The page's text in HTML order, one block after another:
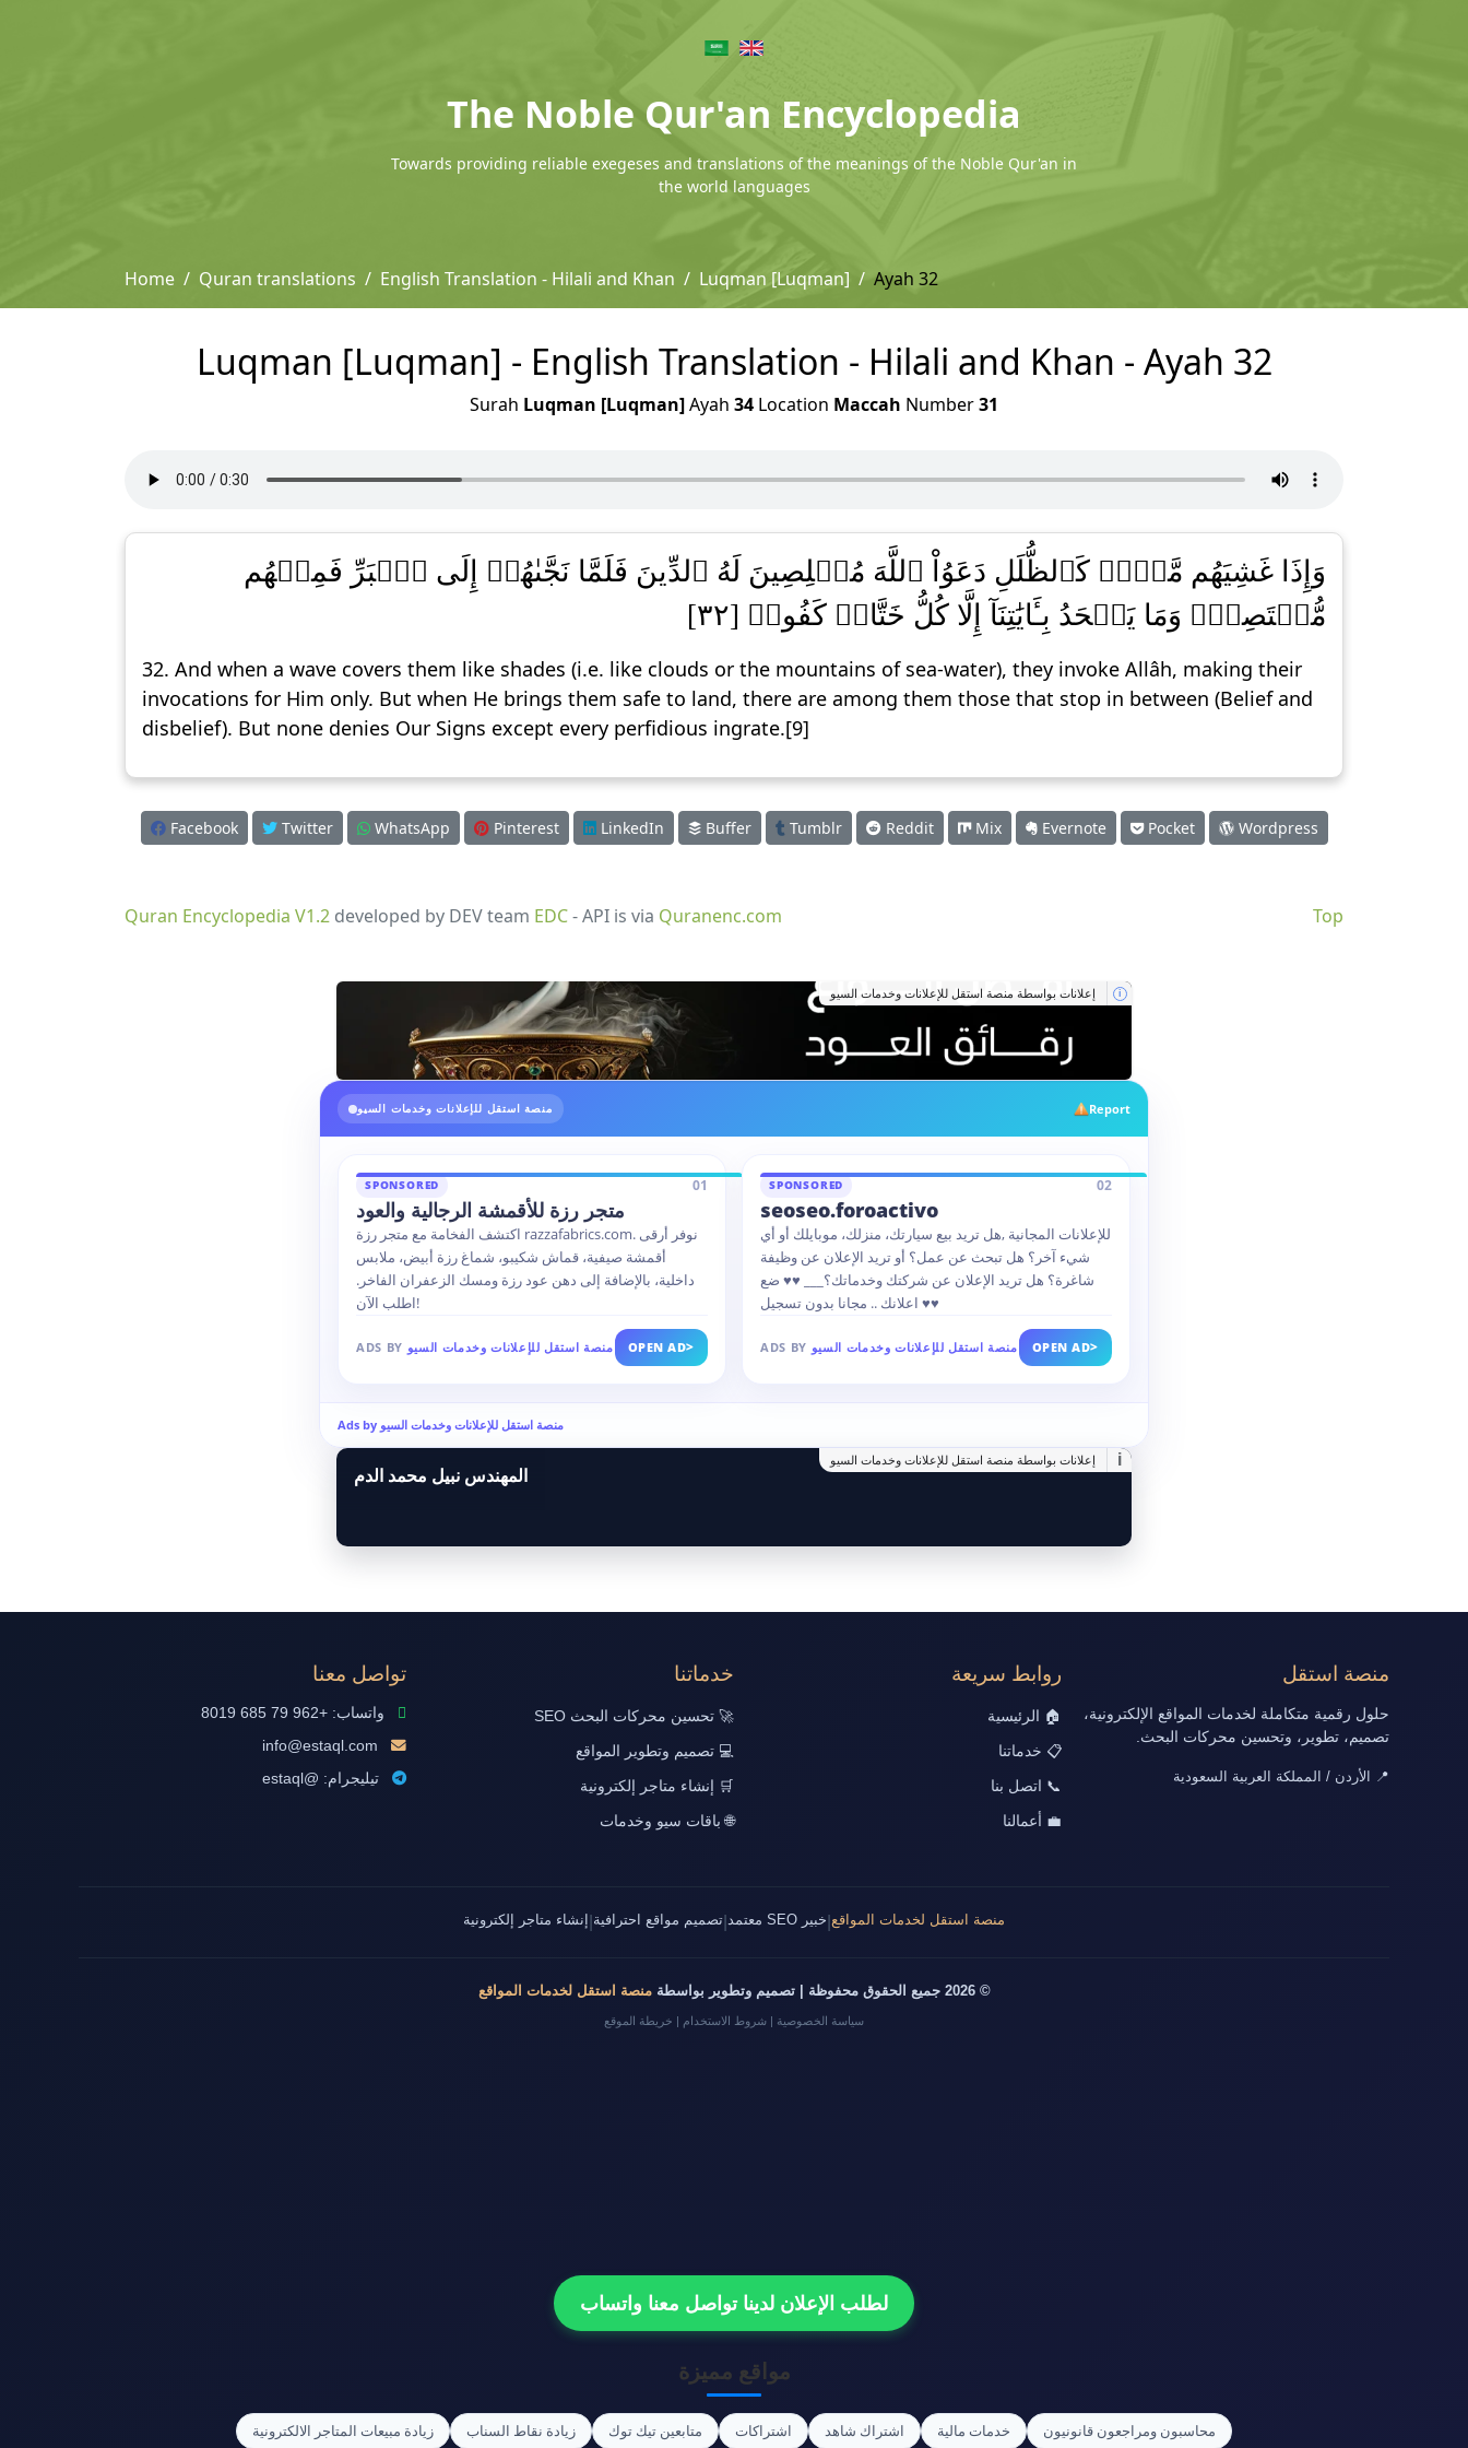
The Noble Qur'an Encyclopedia
Towards providing reliable exegeses and translations of the meanings of the Noble Qur'an in
the world languages
Home Quran translations English Translation - Hilali and Khan Luqman [Luqman] Ayah 32
Luqman [Luqman] - English Translation - Hilali and Khan - Ayah 32
Surah Luqman [Luqman]Ayah 34 Location Maccah Number31
وَإِذَا غَشِيَهُم مَّوۡجٞ كَٱلظُّلَلِ دَعَوُاْ ٱللَّهَ مُخۡلِصِينَ لَهُ ٱلدِّينَ فَلَمَّا نَجَّىٰهُمۡ إِلَى ٱلۡبَرِّ فَمِنۡهُم
مُّقۡتَصِدٞۚ وَمَا يَجۡحَدُ بِـَٔايَٰتِنَآ إِلَّا كُلُّ خَتَّارٖ كَفُورٖ [٣٢]
32. And when a wave covers them like shades (i.e. like clouds or the mountains of sea-water), they invoke Allâh, making their
invocations for Him only. But when He brings them safe to land, there are among them those that stop in between (Belief and
disbelief). But none denies Our Signs except every perfidious ingrate.[9]
Facebook Twitter WhatsApp Pinterest LinkedIn Buffer Tumblr Reddit Mix Evernote Pocket Wordpress
Top
Quran Encyclopedia V1.2 developed by DEV team EDC- API is via Quranenc.com
إعلانات بواسطة منصة استقل للإعلانات وخدمات السيو i
منصة استقل للإعلانات وخدمات السيو Report
SPONSORED 01
متجر رزة للأقمشة الرجالية والعود
اكتشف الفخامة مع متجر رزة razzafabrics.com. نوفر أرقى
أقمشة صيفية، قماش شكيبو، شماغ رزة أبيض، ملابس
داخلية، بالإضافة إلى دهن عود رزة ومسك الزعفران الفاخر.
اطلب الآن!
ADS BY منصة استقل للإعلانات وخدمات السيو OPEN AD>
SPONSORED 02
seoseo.foroactivo
للإعلانات المجانية ,هل تريد بيع سيارتك، منزلك، موبايلك أو أي
شيء آخر؟ هل تبحث عن عمل؟ أو تريد الإعلان عن وظيفة
شاغرة؟ هل تريد الإعلان عن شركتك وخدماتك؟___ ♥♥ ضع
اعلانك .. مجانا بدون تسجيل ♥♥
ADS BY منصة استقل للإعلانات وخدمات السيو OPEN AD>
Ads by منصة استقل للإعلانات وخدمات السيو
إعلانات بواسطة منصة استقل للإعلانات وخدمات السيو
i
المهندس نبيل محمد الدم
منصة استقل
حلول رقمية متكاملة لخدمات المواقع الإلكترونية،
تصميم، تطوير، وتحسين محركات البحث.
📍 الأردن / المملكة العربية السعودية
روابط سريعة
🏠 الرئيسية
📋 خدماتنا
📞 اتصل بنا
💼 أعمالنا
خدماتنا
🚀 تحسين محركات البحث SEO
💻 تصميم وتطوير المواقع
🛒 إنشاء متاجر إلكترونية
🌐 باقات سيو وخدمات
تواصل معنا
واتساب: +962 79 685 8019
info@estaql.com
تيليجرام: @estaql
منصة استقل لخدمات المواقع خبير SEO معتمد تصميم مواقع احترافية إنشاء متاجر إلكترونية
© 2026 جميع الحقوق محفوظة | تصميم وتطوير بواسطة منصة استقل لخدمات المواقع
سياسة الخصوصية | شروط الاستخدام | خريطة الموقع
لطلب الإعلان لدينا تواصل معنا واتساب
مواقع مميزة
محاسبون ومراجعون قانونيون خدمات مالية اشتراك شاهد اشتراكات متابعين تيك توك زيادة نقاط السناب زيادة مبيعات المتاجر الالكترونية